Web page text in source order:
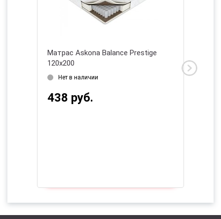
Матрас Askona Balance Prestige
120х200
Нет в наличии
438 руб.
160х200